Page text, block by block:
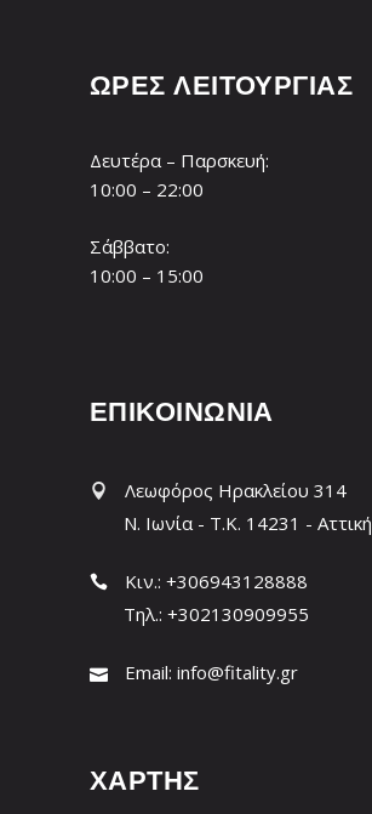
ΩΡΕΣ ΛΕΙΤΟΥΡΓΙΑΣ
Δευτέρα – Παρσκευή:
10:00 – 22:00
Σάββατο:
10:00 – 15:00
ΕΠΙΚΟΙΝΩΝΙΑ
Λεωφόρος Ηρακλείου 314
Ν. Ιωνία - T.K. 14231 - Αττική
Κιν.: +306943128888
Τηλ.: +302130909955
Email: info@fitality.gr
ΧΑΡΤΗΣ